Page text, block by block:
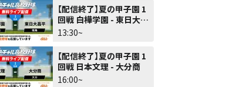
【配信終了】夏の甲子園 1
回戦 白樺学園 - 東日大昌
平
13:30~
【配信終了】夏の甲子園 1
回戦 日本文理 - 大分商
16:00~